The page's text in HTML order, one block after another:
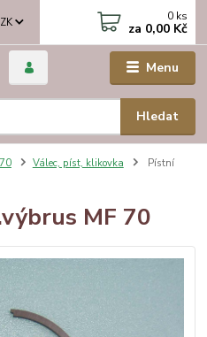
Menu
Hledat
0 ks
za 0,00 Kč
Válec, píst, klikovka
Pístní
MF 70